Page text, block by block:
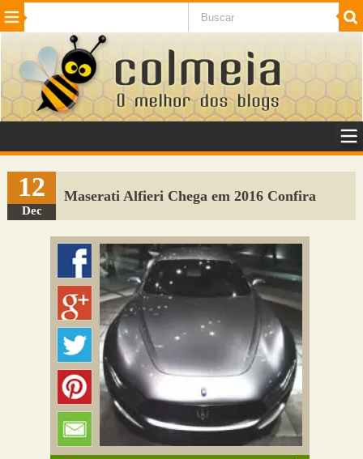
Beleza Cinema e TV
Internet Jogos NotÃ­cias SaÃºde
VeÃ­culos Adulto
Sugerir Link
Adicionar Blog
Colmeia Exchange
Perguntas Frequentes
12
Dec
Maserati Alfieri Chega em 2016 Confira